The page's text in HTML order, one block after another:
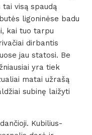
visą spaudą
ligoninėse badu
kai tuo tarpu
dirbantis
jau statosi. Be
yra tiek
matai užrašą
subinę laižyti
Kubilius-